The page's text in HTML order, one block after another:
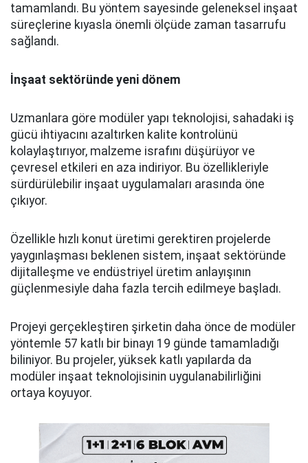
tamamlandı. Bu yöntem sayesinde geleneksel inşaat
süreçlerine kıyasla önemli ölçüde zaman tasarrufu
sağlandı.
İnşaat sektöründe yeni dönem
Uzmanlara göre modüler yapı teknolojisi, sahadaki iş
gücü ihtiyacını azaltırken kalite kontrolünü
kolaylaştırıyor, malzeme israfını düşürüyor ve
çevresel etkileri en aza indiriyor. Bu özellikleriyle
sürdürülebilir inşaat uygulamaları arasında öne
çıkıyor.
Özellikle hızlı konut üretimi gerektiren projelerde
yaygınlaşması beklenen sistem, inşaat sektöründe
dijitalleşme ve endüstriyel üretim anlayışının
güçlenmesiyle daha fazla tercih edilmeye başladı.
Projeyi gerçekleştiren şirketin daha önce de modüler
yöntemle 57 katlı bir binayı 19 günde tamamladığı
biliniyor. Bu projeler, yüksek katlı yapılarda da
modüler inşaat teknolojisinin uygulanabilirliğini
ortaya koyuyor.